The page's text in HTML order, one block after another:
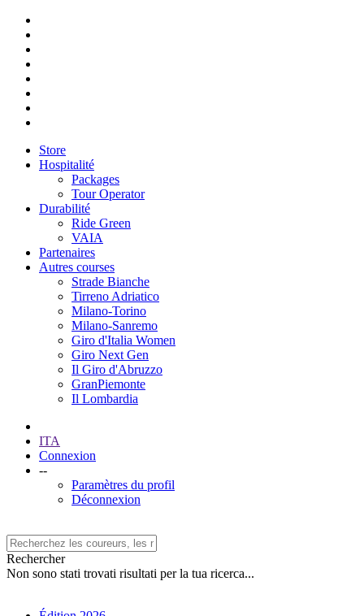
Store
Hospitalité
Packages
Tour Operator
Durabilité
Ride Green
VAIA
Partenaires
Autres courses
Strade Bianche
Tirreno Adriatico
Milano-Torino
Milano-Sanremo
Giro d'Italia Women
Giro Next Gen
Il Giro d'Abruzzo
GranPiemonte
Il Lombardia
ITA
Connexion
--
Paramètres du profil
Déconnexion
Rechercher
Non sono stati trovati risultati per la tua ricerca...